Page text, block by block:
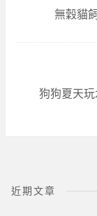
無穀貓
狗狗夏天
近期文章